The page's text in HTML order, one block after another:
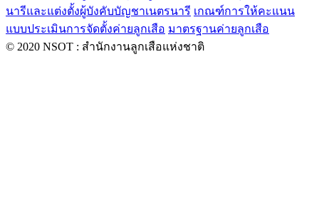
นารีและแต่งตั้งผู้บังคับบัญชาเนตรนารี เกณฑ์การให้คะแนน
แบบประเมินการจัดตั้งค่ายลูกเสือ มาตรฐานค่ายลูกเสือ
© 2020 NSOT : สำนักงานลูกเสือแห่งชาติ